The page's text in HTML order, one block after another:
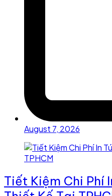
August 7, 2026
Tiết Kiệm Chi Phí